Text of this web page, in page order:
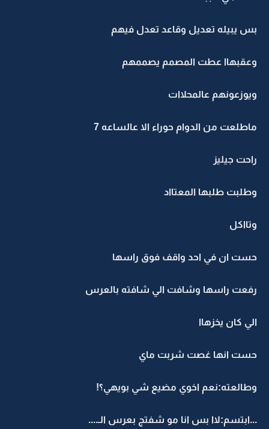
بس يبيله تعديل وقاعد تعدل فيهم
وعقبهاا عطت المصمم يصممهم
ويوزعونهم عالمحلاات
ماطلعت من الدوام حوراء الا عالساعه 7
راحت جيليز
وطلبت طلبها المعتااد
وتااكل
حست ان في احد واقف فوق راسها
رفعت راسها وشافت الي شافته بالعرس
الي كان يخزهاا
حست انها غصت شربت ماي
وطالعته:نعم اخوي مضيع شي بويهي؟!
...ابتسم:لاا بس انا مو شفتج بعرس الـ....